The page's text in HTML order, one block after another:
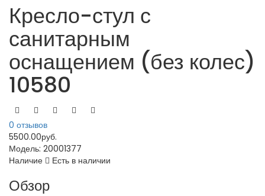
Кресло-стул с
санитарным
оснащением (без колес)
10580
0 отзывов
5500.00руб.
Модель: 20001377
Наличие
Есть в наличии
Обзор